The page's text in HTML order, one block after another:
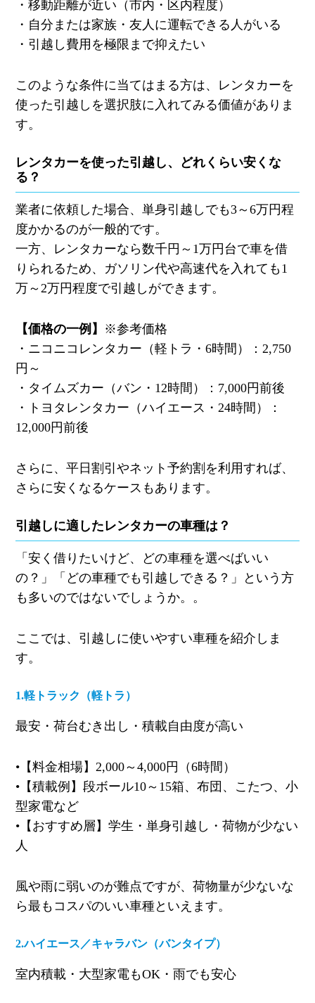
・ 移動距離が近い（市内・区内程度）
・ 自分または家族・友人に運転できる人がいる
・ 引越し費用を極限まで抑えたい
このような条件に当てはまる方は、レンタカーを
使った引越しを選択肢に入れてみる価値がありま
す。
レンタカーを使った引越し、どれくらい安くな
る？
業者に依頼した場合、単身引越しでも3～ 6万円程
度かかるのが一般的です。
一方、レンタカーなら数千円～ 1万円台で車を借
りられるため、ガソリン代や高速代を入れても1
万～ 2万円程度で引越しができます。
【価格の一例】 ※参考価格
・ ニコニコレンタカー（軽トラ・ 6時間）： 2,750
円～
・ タイムズカー（バン・ 12時間）： 7,000円前後
・
トヨタレンタカー（ハイエース・ 24時間）：
12,000円前後
さらに、平日割引やネット予約割を利用すれば、
さらに安くなるケースもあります。
引越しに適したレンタカーの車種は？
「安く借りたいけど、どの車種を選べばいい
の？」「どの車種でも引越しできる？」という方
も多いのではないでしょうか。。
ここでは、引越しに使いやすい車種を紹介しま
す。
1.軽トラック（軽トラ）
最安・荷台むき出し・積載自由度が高い
•【料金相場】 2,000～ 4,000円（6時間）
•【積載例】段ボール10～ 15箱、布団、こたつ、小
型家電など
•【おすすめ層】学生・単身引越し・荷物が少ない
人
風や雨に弱いのが難点ですが、荷物量が少ないな
ら最もコスパのいい車種といえます。
2.ハイエース／キャラバン（バンタイプ）
室内積載・大型家電もOK・雨でも安心